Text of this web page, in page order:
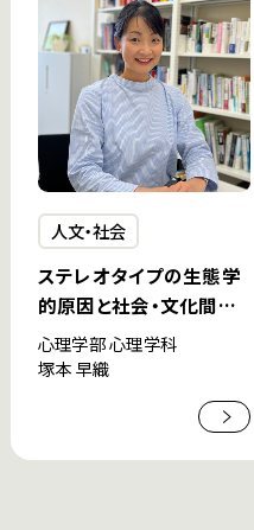
人文・社会
ステレオタイプの生態学
的原因と社会・文化間共
有
心理学部 心理学科
塚本 早織